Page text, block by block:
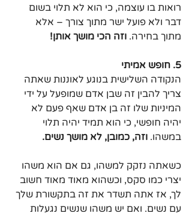
רואות בו עוצמה, כי הוא לא תלוי בשום
דבר ולא פועל ישר מתוך צורך – אלא
מתוך בחירה. וזה הכי מושך אותן!
5. חופש אמיתי
הנקודה השלישית בנוגע לאוננות שאתה
צריך להבין זה שבן אדם שמופעל על ידי
המיניות שלו זה בן אדם שאף פעם לא
יהיה חופשי, כי הוא תמיד יהיה תלוי
במשהו. וזה, כמובן, לא מושך נשים.
כשאתה נזקק למשהו, גם אם הוא משהו
יצרי כמו סקס, וכשהוא מאוד מאוד חשוב
לך, אז אתה תשדר את זה בתקשורת שלך
עם נשים. ואם יש משהו שנשים נגעלות